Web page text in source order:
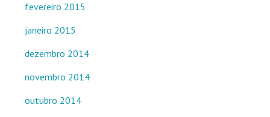
fevereiro 2015
janeiro 2015
dezembro 2014
novembro 2014
outubro 2014